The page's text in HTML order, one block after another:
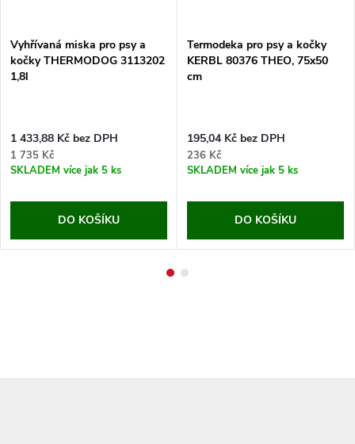
Vyhřívaná miska pro psy a
kočky THERMODOG 3113202
1,8l
1 433,88 Kč bez DPH
1 735 Kč
SKLADEM více jak 5 ks
DO KOŠÍKU
Termodeka pro psy a kočky
KERBL 80376 THEO, 75x50
cm
195,04 Kč bez DPH
236 Kč
SKLADEM více jak 5 ks
DO KOŠÍKU